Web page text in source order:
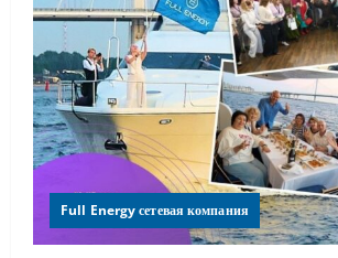
Full Energy сетевая компания